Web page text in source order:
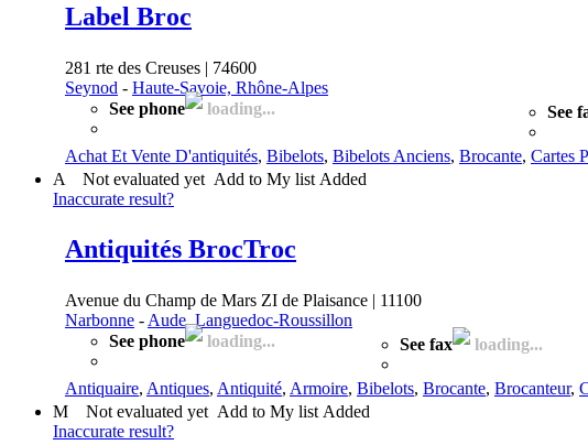
Label Broc
281 rte des Creuses | 74600
Seynod - Haute-Savoie, Rhône-Alpes
See phone
loading... See
Achat Et Vente D'antiquités, Bibelots, Bibelots Anciens, Brocante, Cartes
A
Not evaluated yet Add to My list Added
Inaccurate result?
Antiquités BrocTroc
Avenue du Champ de Mars ZI de Plaisance | 11100
Narbonne - Aude, Languedoc-Roussillon
See phone
loading... See fax loading...
Antiquaire, Antiques, Antiquité, Armoire, Bibelots, Brocante, Brocanteur,
M
Not evaluated yet Add to My list Added
Inaccurate result?